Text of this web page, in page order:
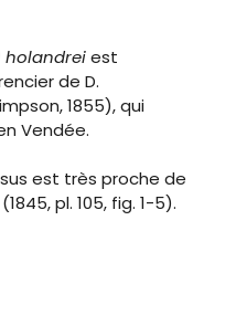
holandreiest
de D.
1855), qui
Vendée.
est très proche de
pl. 105, fig. 1-5).